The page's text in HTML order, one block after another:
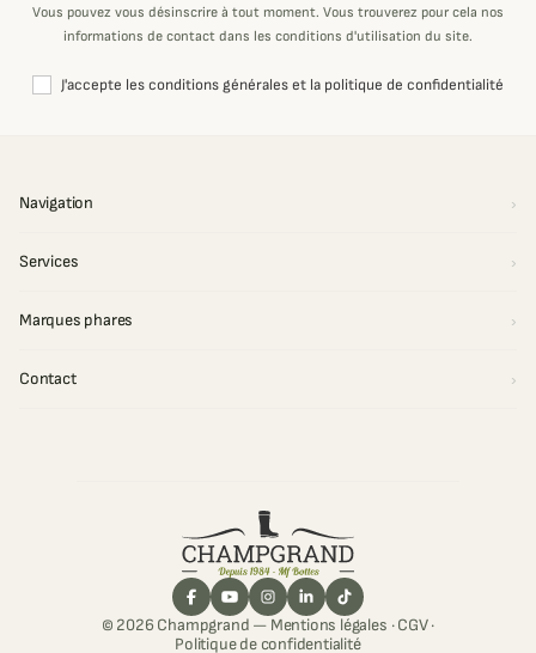
Vous pouvez vous désinscrire à tout moment. Vous trouverez pour cela nos
informations de contact dans les conditions d'utilisation du site.
J'accepte les conditions générales et la politique de confidentialité
Navigation
Services
Marques phares
Contact
© 2026 Champgrand — Mentions légales ·CGV·
Politique de confidentialité